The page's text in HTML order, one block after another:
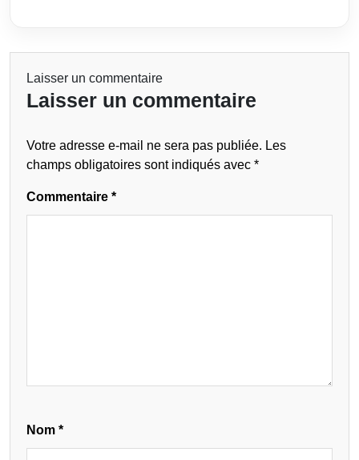
Laisser un commentaire
Laisser un commentaire
Votre adresse e-mail ne sera pas publiée. Les
champs obligatoires sont indiqués avec *
Commentaire *
Nom *